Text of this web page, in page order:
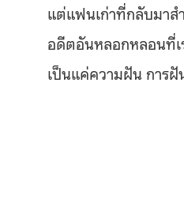
แต่แฟนเก่าที่กลับมาส
อดีตอันหลอกหลอนที่เ
เป็นแค่ความฝัน การฝั